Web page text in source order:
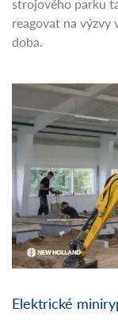
reagovat na výzvy
doba.
Elektrické